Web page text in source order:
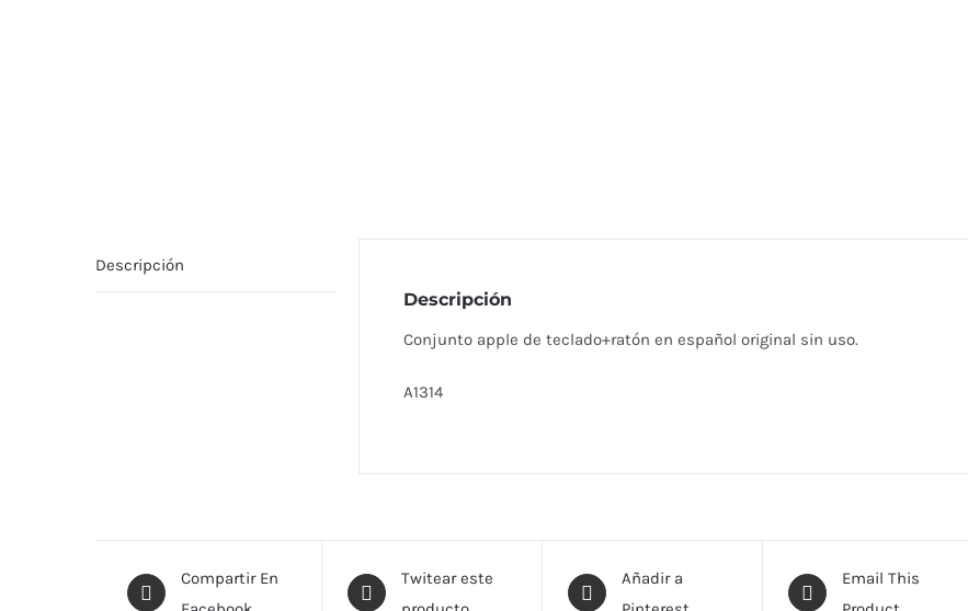
Descripción
Descripción
Conjunto apple de teclado+ratón en español original sin uso.
A1314
Compartir En
Twitear este
Añadir a
Email This